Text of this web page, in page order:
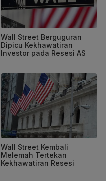
Wall Street Berguguran
Dipicu Kekhawatiran
Investor pada Resesi AS
Wall Street Kembali
Melemah Tertekan
Kekhawatiran Resesi